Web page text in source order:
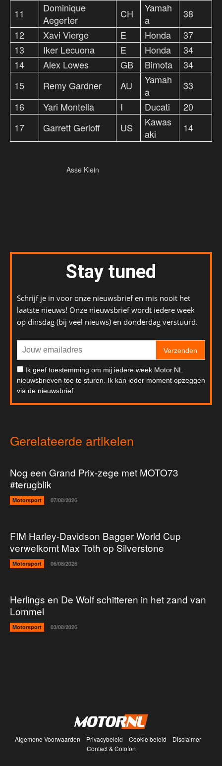
11
Dominique
Aegerter
CH
Yamah
a
38
12
Xavi Vierge E Honda
37
13
Iker Lecuona E Honda
34
14
Alex Lowes GB Bimota
34
15
Remy Gardner AU
Yamah
a
33
16
Yari Montella I Ducati
20
17
Garrett Gerloff US
Kawas
aki
14
Asse Klein
Stay tuned
Schrijf je in voor onze nieuwsbrief en mis nooit het
laatste nieuws! Onze nieuwsbrief wordt iedere week
op dinsdag (bij veel nieuws) en donderdag verstuurd.
Verzenden
Ik geef toestemming om mij iedere week Motor.NL
nieuwsbrieven toe te sturen. Ik kan ieder moment opzeggen
via de nieuwsbrief.
Gerelateerde artikelen
Nog een Grand Prix-zege met MOTO73
#terugblik
Motorsport 07/08/2026
FIM Harley-Davidson Bagger World Cup
verwelkomt Max Toth op Silverstone
Motorsport 06/08/2026
Herlings en De Wolf schitteren in het zand van
Lommel
Motorsport 03/08/2026
Algemene Voorwaarden Privacybeleid Cookie beleid
Disclaimer
Contact & Colofon